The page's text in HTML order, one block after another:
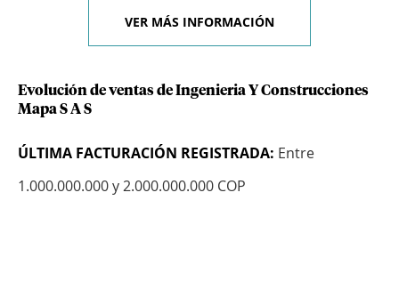
VER MÁS INFORMACIÓN
Evolución de ventas de Ingenieria Y Construcciones
Mapa S A S
ÚLTIMA FACTURACIÓN REGISTRADA: Entre
1.000.000.000 y 2.000.000.000 COP